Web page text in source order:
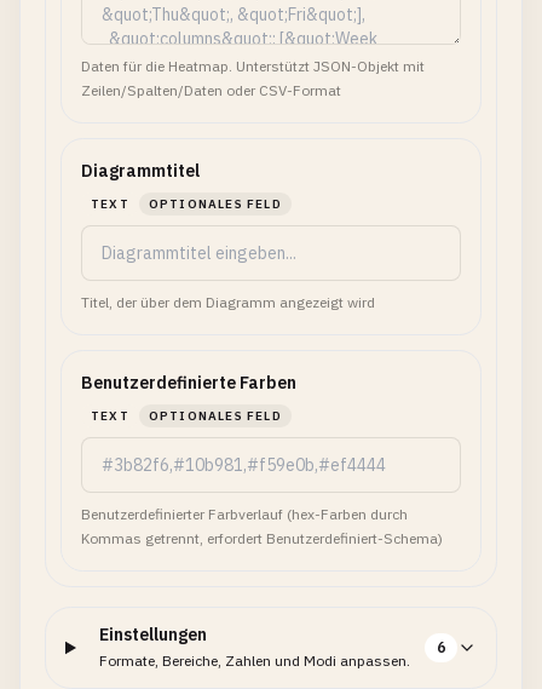
Daten für die Heatmap. Unterstützt JSON-Objekt mit
Zeilen/Spalten/Daten oder CSV-Format
Diagrammtitel
TEXT OPTIONALES FELD
Titel, der über dem Diagramm angezeigt wird
Benutzerdefinierte Farben
TEXT OPTIONALES FELD
Benutzerdefinierter Farbverlauf (hex-Farben durch
Kommas getrennt, erfordert Benutzerdefiniert-Schema)
Einstellungen
Formate, Bereiche, Zahlen und Modi anpassen.
6